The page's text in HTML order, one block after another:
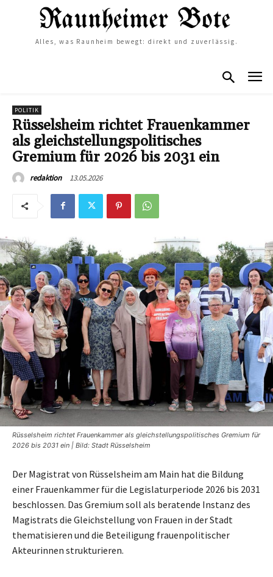
Alles, was Raunheim bewegt: direkt und zuverlässig.
POLITIK
Rüsselsheim richtet Frauenkammer
als gleichstellungspolitisches
Gremium für 2026 bis 2031 ein
redaktion 13.05.2026
Rüsselsheim richtet Frauenkammer als gleichstellungspolitisches Gremium für
2026 bis 2031 ein | Bild: Stadt Rüsselsheim
Der Magistrat von Rüsselsheim am Main hat die Bildung
einer Frauenkammer für die Legislaturperiode 2026 bis 2031
beschlossen. Das Gremium soll als beratende Instanz des
Magistrats die Gleichstellung von Frauen in der Stadt
thematisieren und die Beteiligung frauenpolitischer
Akteurinnen strukturieren.